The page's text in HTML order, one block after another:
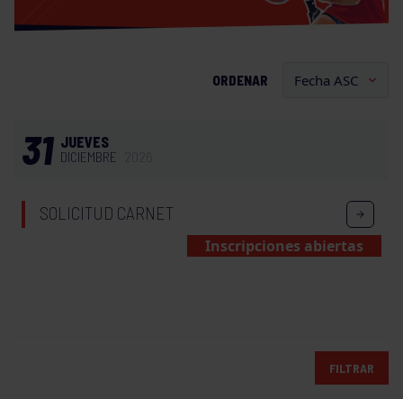
ORDENAR
31 JUEVES
DICIEMBRE
SOLICITUD CARNET
Inscripciones abiertas
FILTRAR